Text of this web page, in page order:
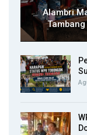
Alambri